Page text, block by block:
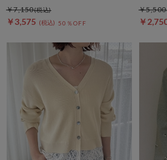
￥3,575 50％OFF
￥7,150
￥
￥5,500